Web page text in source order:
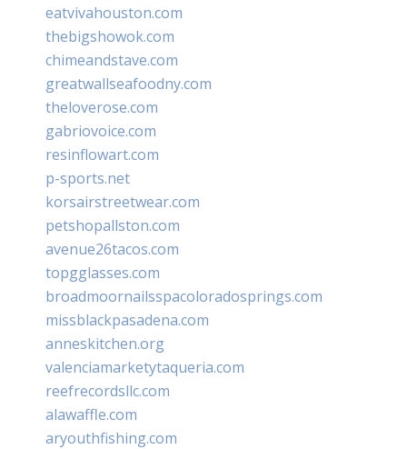
eatvivahouston.com
thebigshowok.com
chimeandstave.com
greatwallseafoodny.com
theloverose.com
gabriovoice.com
resinflowart.com
p-sports.net
korsairstreetwear.com
petshopallston.com
avenue26tacos.com
topgglasses.com
broadmoornailsspacoloradosprings.com
missblackpasadena.com
anneskitchen.org
valenciamarketytaqueria.com
reefrecordsllc.com
alawaffle.com
aryouthfishing.com